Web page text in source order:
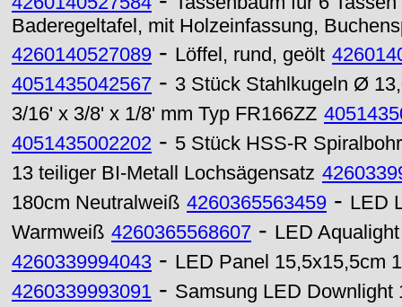
Baderegeltafel, mit Holzeinfassung,
4260140527089 - Löffel, rund, geölt
4051435042567 - 3 Stück Stahlkugeln Ø
3/16' x 3/8' x 1/8' mm Typ FR166ZZ
4051435002202 - 5 Stück HSS-R
13 teiliger BI-Metall Lochsägensatz
180cm Neutralweiß 4260365563459 - LED
Warmweiß 4260365568607 - LED
4260339994043 - LED Panel 15,5x15,5cm
4260339993091 - Samsung LED